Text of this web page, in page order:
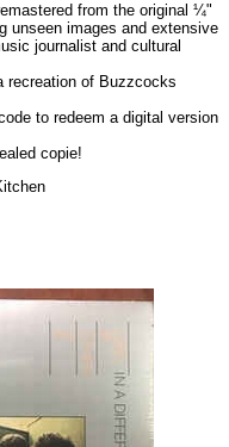
from the original ¼"
unseen images and extensive
journalist and cultural
recreation of Buzzcocks
to redeem a digital version
copie!